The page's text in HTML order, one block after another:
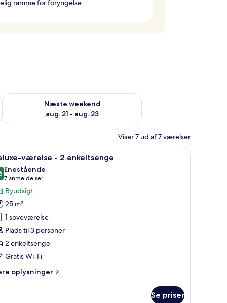
ramme for foryngelse.
14 - aug. 16
Næste weekend
aug. 21 - aug. 23
Tjek tilgængelighed for næste weekend aug. 21 - aug. 23
Viser 7 ud af 7 værelser
et skrivebord med stol og udsigt til byens bygninger.
Et moderne hotelværelse med to senge, et
5 værelse - 2 enkeltsenge
ud af 10
Enestående
7 anmeldelser
(7
anmeldelser)
Byudsigt
25 m²
1 soveværelse
Plads til 3 personer
2 enkeltsenge
Gratis Wi-Fi
oplysninger
Se priser